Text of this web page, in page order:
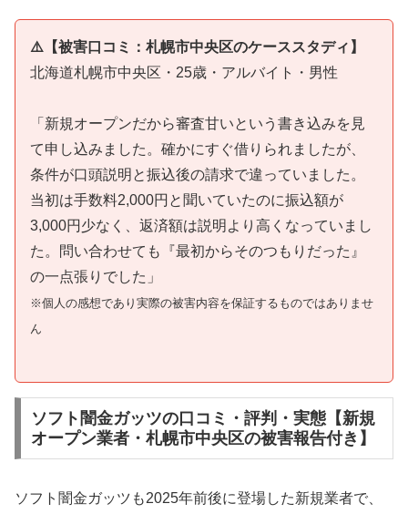
⚠️【被害口コミ：札幌市中央区のケーススタディ】
北海道札幌市中央区・25歳・アルバイト・男性
「新規オープンだから審査甘いという書き込みを見
て申し込みました。確かにすぐ借りられましたが、
条件が口頭説明と振込後の請求で違っていました。
当初は手数料2,000円と聞いていたのに振込額が
3,000円少なく、返済額は説明より高くなっていまし
た。問い合わせても『最初からそのつもりだった』
の一点張りでした」
※個人の感想であり実際の被害内容を保証するものではありませ
ん
ソフト闇金ガッツの口コミ・評判・実態【新規
オープン業者・札幌市中央区の被害報告付き】
ソフト闇金ガッツも2025年前後に登場した新規業者で、